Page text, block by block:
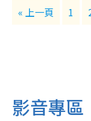
« 上一頁 1
影音專區